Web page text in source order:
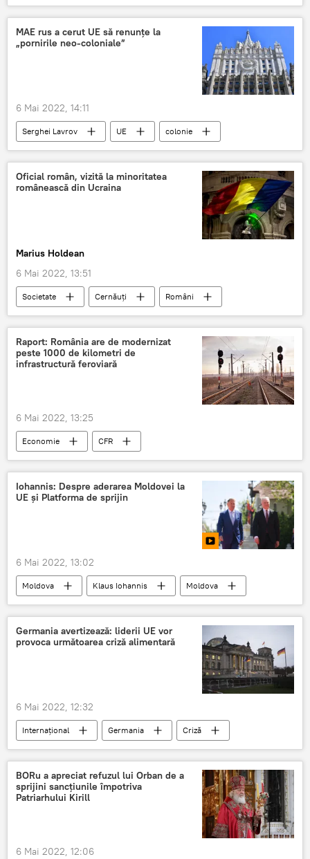
Republica Moldova
Macedonia
Muntenegru
MAE rus a cerut UE să renunțe la
„pornirile neo-coloniale”
6 Mai 2022, 14:11
Serghei Lavrov UE colonie
Oficial român, vizită la minoritatea
românească din Ucraina
Marius Holdean
6 Mai 2022, 13:51
Societate Cernăuți Români
Raport: România are de modernizat
peste 1000 de kilometri de
infrastructură feroviară
6 Mai 2022, 13:25
Economie CFR
Iohannis: Despre aderarea Moldovei la
UE și Platforma de sprijin
6 Mai 2022, 13:02
Moldova Klaus Iohannis
Moldova
UE
Germania avertizează: liderii UE vor
provoca următoarea criză alimentară
6 Mai 2022, 12:32
Internaţional Germania
Criză
Economie
Sancțiuni
Situatia din Ucraina
BORu a apreciat refuzul lui Orban de a
sprijini sancțiunile împotriva
Patriarhului Kirill
6 Mai 2022, 12:06